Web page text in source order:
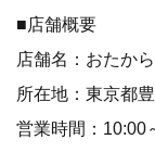
■店舗概要
店舗名：おたか
所在地：東京都
営業時間：10:00